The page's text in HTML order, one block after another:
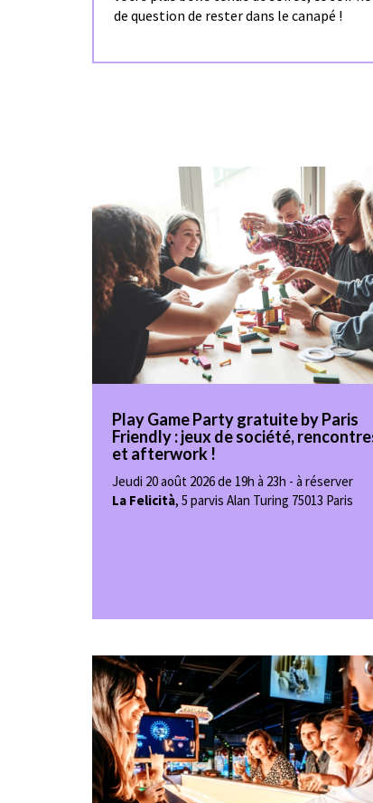
de question de rester dans le canapé !
Play Game Party gratuite by Paris
Friendly : jeux de société,
et afterwork !
Jeudi 20 août 2026 de 19h à 23h - à réserver
La Felicità, 5 parvis Alan Turing 75013 Paris